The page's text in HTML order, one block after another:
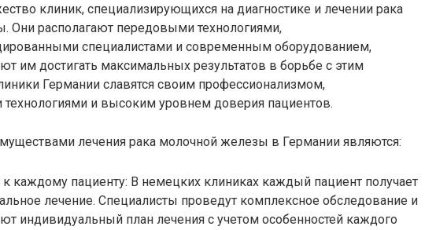
клиник, специализирующихся на диагностике и лечении рака
Они располагают передовыми технологиями,
специалистами и современным оборудованием,
им достигать максимальных результатов в борьбе с этим
Германии славятся своим профессионализмом,
и высоким уровнем доверия пациентов.
лечения рака молочной железы в Германии являются:
каждому пациенту: В немецких клиниках каждый пациент получает
лечение. Специалисты проведут комплексное обследование и
индивидуальный план лечения с учетом особенностей каждого